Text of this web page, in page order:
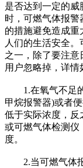
是否达到一定的
时，可燃气体报警
的措施避免造成重
人们的生活安全
之一，除了要注意
用户忽略掉，详情
1.在氧气不足的
甲烷报警器)或者
低于实际浓度，反
或可燃气体检测仪
度。
2.当可燃气体报